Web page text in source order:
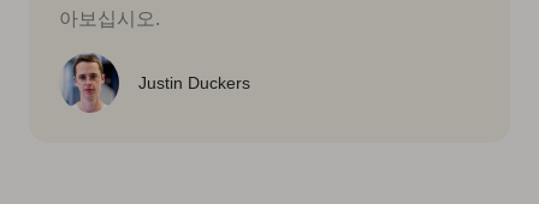
아보십시오.
Justin Duckers